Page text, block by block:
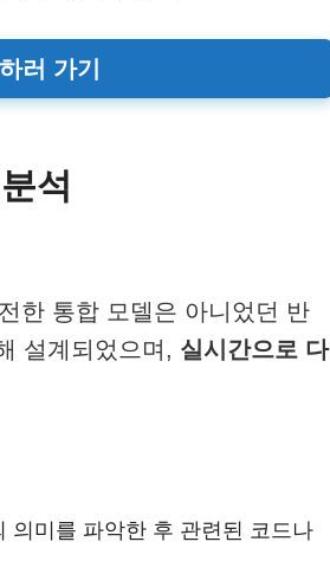
러 가기
석
한 통합 모델은 아니었던 반
설계되었으며, 실시간으로 다
의미를 파악한 후 관련된 코드나